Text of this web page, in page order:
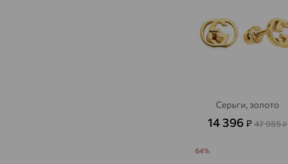
Серьги, золото
14 396₽ 47 985₽
64%